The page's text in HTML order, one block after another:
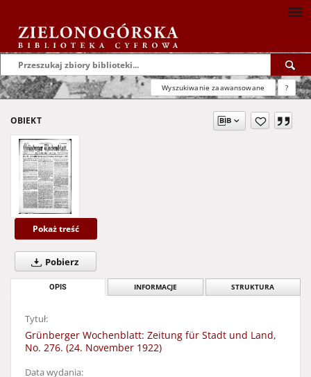
Wyszukiwanie zaawansowane ?
OBIEKT
Pokaż treść
Pobierz
OPIS INFORMACJE STRUKTURA
Tytuł:
Grünberger Wochenblatt: Zeitung für Stadt und Land,
No. 276. (24. November 1922)
Data wydania: